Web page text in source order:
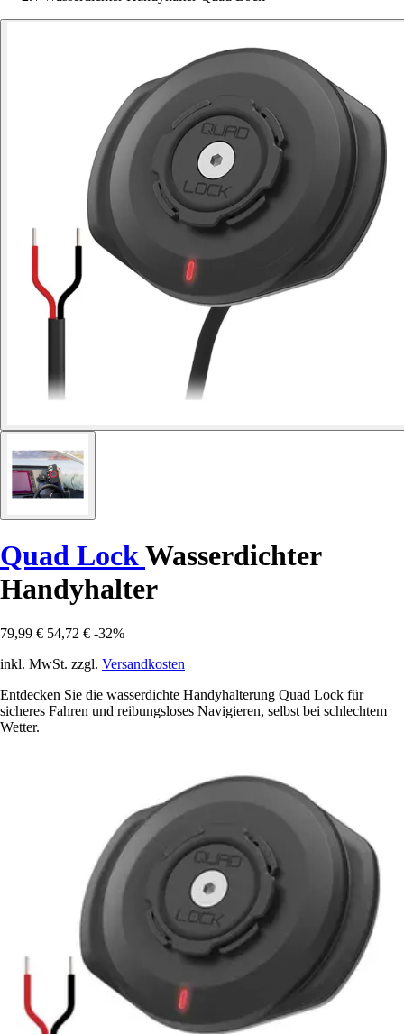
Quad LockWasserdichter
Handyhalter
79,99 € 54,72 € -32%
inkl. MwSt. zzgl. Versandkosten
Entdecken Sie die wasserdichte Handyhalterung Quad Lock für
sicheres Fahren und reibungsloses Navigieren, selbst bei schlechtem
Wetter.